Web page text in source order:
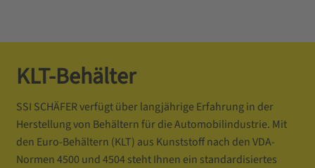
KLT-Behälter
SSI SCHÄFER verfügt über langjährige Erfahrung in der
Herstellung von Behältern für die Automobilindustrie. Mit
den Euro-Behältern (KLT) aus Kunststoff nach den VDA-
Normen 4500 und 4504 steht Ihnen ein standardisiertes